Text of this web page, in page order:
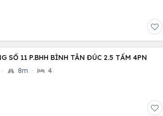
SỐ 11 P.BHH BÌNH TÂN ĐÚC 2.5 TẤM 4PN
· 8m · 4